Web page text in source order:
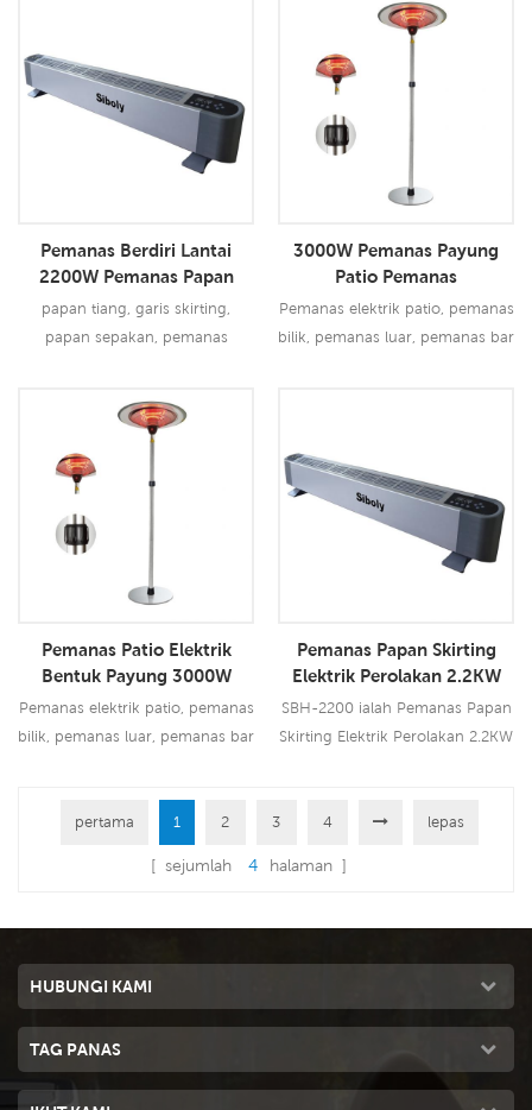
400 kaki persegi dalam
beberapa minit. Reka bentuk
pendiangan vintaj dengan
kesan kayu balak boleh
kepada keluarga anda. Reka
yang realistik men15
Baca Lebih Lanjut
Pemanas Berdiri Lantai
2200W Pemanas Papan
Pangkalan Elektrik
papan tiang, garis skirting,
papan sepakan, pemanas
Baca Lebih Lanjut
3000W Pemanas Payung
Patio Pemanas
Pemanas elektrik patio, pemanas
bilik, pemanas luar, pemanas bar
Pemanas Patio Elektrik
Bentuk Payung 3000W
Pemanas elektrik patio, pemanas
bilik, pemanas luar, pemanas bar
Baca Lebih Lanjut
Pemanas Papan Skirting
Elektrik Perolakan 2.2KW
Kilang Pemanas Elektrik
SBH-2200 ialah Pemanas Papan
Skirting Elektrik Perolakan 2.2KW
perlindungan keselamatan.
pertama 1 2 3 4 lepas
[ sejumlah 4 halaman ]
HUBUNGI KAMI
TAG PANAS